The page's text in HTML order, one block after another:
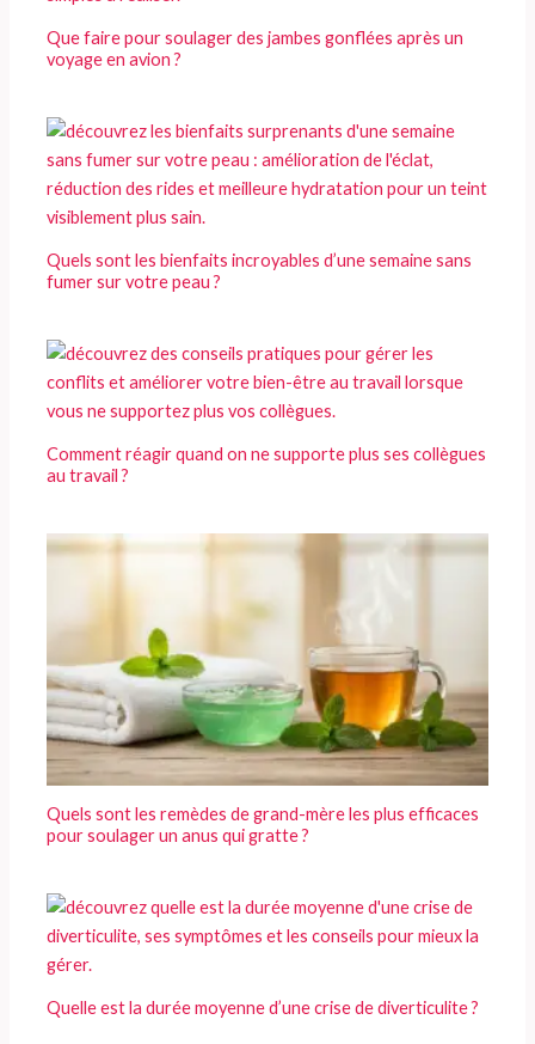
Que faire pour soulager des jambes gonflées après un
voyage en avion ?
Quels sont les bienfaits incroyables d’une semaine sans
fumer sur votre peau ?
Comment réagir quand on ne supporte plus ses collègues
au travail ?
Quels sont les remèdes de grand-mère les plus efficaces
pour soulager un anus qui gratte ?
Quelle est la durée moyenne d’une crise de diverticulite ?